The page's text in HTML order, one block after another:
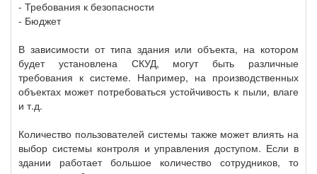
- Требования к безопасности
- Бюджет
В зависимости от типа здания или объекта, на котором
будет установлена СКУД, могут быть различные
требования к системе. Например, на производственных
объектах может потребоваться устойчивость к пыли, влаге
и т.д.
Количество пользователей системы также может влиять на
выбор системы контроля и управления доступом. Если в
здании работает большое количество сотрудников, то